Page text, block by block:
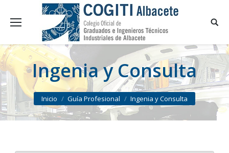
Ingenia y Consulta
You are here:
Inicio Guía Profesional Ingenia y Consulta